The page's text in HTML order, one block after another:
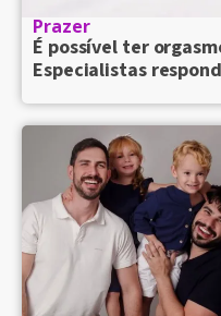
Prazer
É possível ter
Especialistas